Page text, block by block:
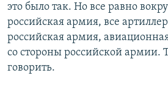
это было так. Но все равно
российская армия, все
российская армия,
со стороны российской армии.
говорить.